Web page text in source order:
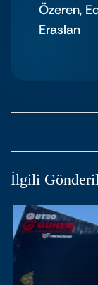
Özeren,
Eraslan
İlgili